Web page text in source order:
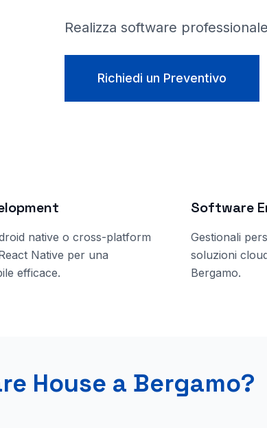
Realizza software
Richiedi un Preventivo
native o cross-platform
Native per una
efficace.
Software
Gestionali
soluzioni
Bergamo.
House a Bergamo?